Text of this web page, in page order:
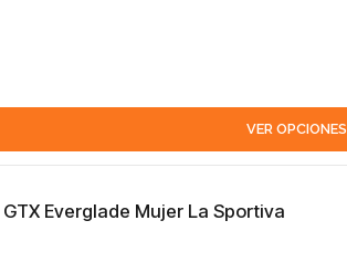
VER OPCIONES
Everglade Mujer La Sportiva